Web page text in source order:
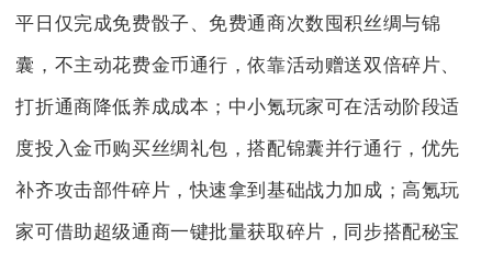
平日仅完成免费骰子、免费通商次数囤积丝绸与锦
囊，不主动花费金币通行，依靠活动赠送双倍碎片、
打折通商降低养成成本；中小氪玩家可在活动阶段适
度投入金币购买丝绸礼包，搭配锦囊并行通行，优先
补齐攻击部件碎片，快速拿到基础战力加成；高氪玩
家可借助超级通商一键批量获取碎片，同步搭配秘宝